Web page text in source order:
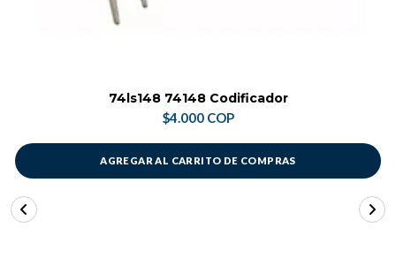
74ls148 74148 Codificador
$4.000 COP
AGREGAR AL CARRITO DE COMPRAS